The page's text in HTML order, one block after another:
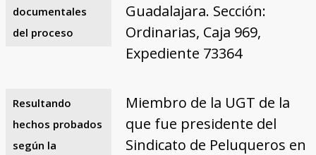
documentales
del proceso
Guadalajara. Sección:
Ordinarias, Caja 969,
Expediente 73364
Resultando
hechos probados
según la
Miembro de la UGT de la
que fue presidente del
Sindicato de Peluqueros en